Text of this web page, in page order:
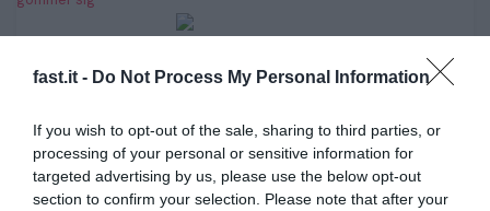
fast.it - Do Not Process My Personal Information
If you wish to opt-out of the sale, sharing to third parties, or
processing of your personal or sensitive information for
targeted advertising by us, please use the below opt-out
section to confirm your selection. Please note that after your
med Putin
1 år sedan 450